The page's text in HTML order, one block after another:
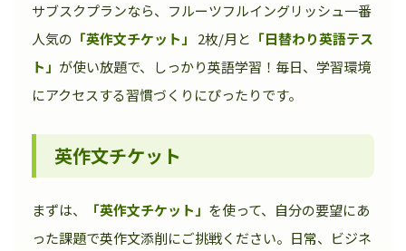
サブスクプランなら、フルーツフルイングリッシュ一番
人気の 「英作文チケット」 2枚/月と 「日替わり英語テス
ト」 が使い放題で、しっかり英語学習！毎日、学習環境
にアクセスする習慣づくりにぴったりです。
英作文チケット
まずは、 「英作文チケット」 を使って、自分の要望にあ
った課題で英作文添削にご挑戦ください。日常、ビジネ